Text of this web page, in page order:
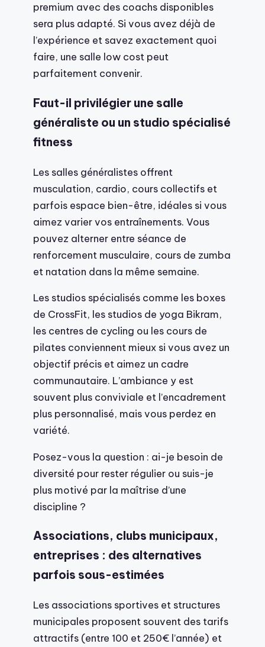
premium avec des coachs disponibles
sera plus adapté. Si vous avez déjà de
l’expérience et savez exactement quoi
faire, une salle low cost peut
parfaitement convenir.
Faut-il privilégier une salle
généraliste ou un studio spécialisé
fitness
Les salles généralistes offrent
musculation, cardio, cours collectifs et
parfois espace bien-être, idéales si vous
aimez varier vos entraînements. Vous
pouvez alterner entre séance de
renforcement musculaire, cours de zumba
et natation dans la même semaine.
Les studios spécialisés comme les boxes
de CrossFit, les studios de yoga Bikram,
les centres de cycling ou les cours de
pilates conviennent mieux si vous avez un
objectif précis et aimez un cadre
communautaire. L’ambiance y est
souvent plus conviviale et l’encadrement
plus personnalisé, mais vous perdez en
variété.
Posez-vous la question : ai-je besoin de
diversité pour rester régulier ou suis-je
plus motivé par la maîtrise d’une
discipline ?
Associations, clubs municipaux,
entreprises : des alternatives
parfois sous-estimées
Les associations sportives et structures
municipales proposent souvent des tarifs
attractifs (entre 100 et 250€ l’année) et